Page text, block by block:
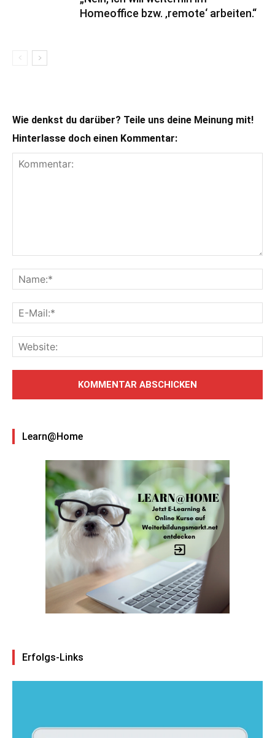
Homeoffice bzw. ‚remote‘ arbeiten.“
Wie denkst du darüber? Teile uns deine Meinung mit!
Hinterlasse doch einen Kommentar:
Learn@Home
Erfolgs-Links